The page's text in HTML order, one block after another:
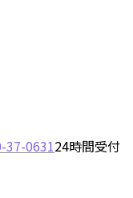
37-063124時間受付